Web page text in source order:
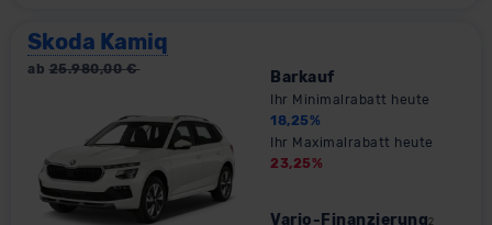
Skoda Kamiq
ab 25.980,00€ Barkauf
Ihr Minimalrabatt heute
18,25%
Ihr Maximalrabatt heute
23,25%
Vario-Finanzierung2